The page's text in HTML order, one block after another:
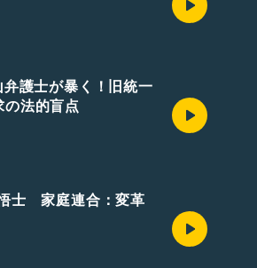
護士が暴く！旧統一
法的盲点
士 家庭連合：変革